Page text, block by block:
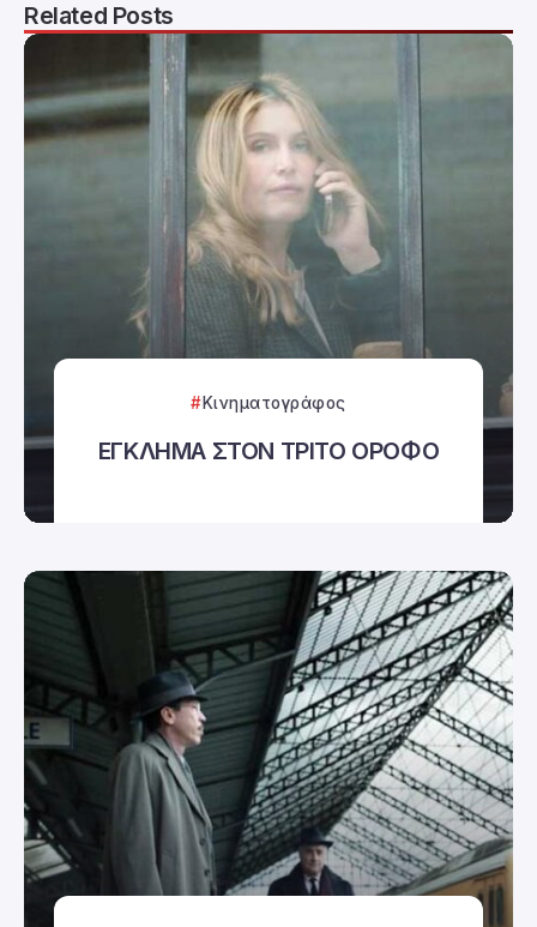
Related Posts
Κινηματογράφος
ΕΓΚΛΗΜΑ ΣΤΟΝ ΤΡΙΤΟ ΟΡΟΦΟ